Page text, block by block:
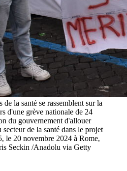
la santé se rassemblent sur la
d'une grève nationale de 24
du gouvernement d'allouer
secteur de la santé dans le projet
le 20 novembre 2024 à Rome,
Seckin /Anadolu via Getty